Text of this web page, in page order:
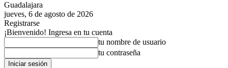
Guadalajara
jueves, 6 de agosto de 2026
Registrarse
¡Bienvenido! Ingresa en tu cuenta
tu nombre de usuario
tu contraseña